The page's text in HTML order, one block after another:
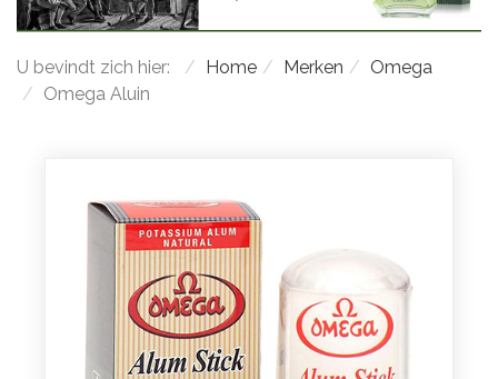
U bevindt zich hier: Home Merken
Omega
Omega Aluin